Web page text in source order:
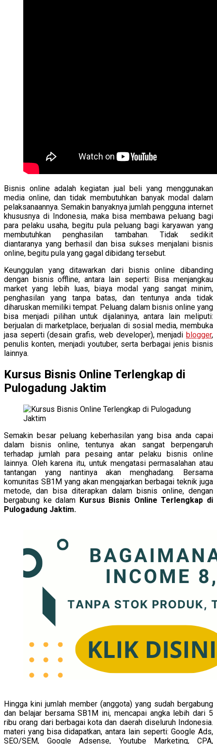
Bisnis online adalah kegiatan jual beli yang menggunakan
media online, dan tidak membutuhkan banyak modal dalam
pelaksanaannya. Semakin banyaknya jumlah pengguna internet
khususnya di Indonesia, maka bisa membawa peluang bagi
para pelaku usaha, begitu pula peluang bagi karyawan yang
membutuhkan penghasilan tambahan. Tidak sedikit
diantaranya yang berhasil dan bisa sukses menjalani bisnis
online, begitu pula yang gagal dibidang tersebut.
Keunggulan yang ditawarkan dari bisnis online dibanding
dengan bisnis offline, antara lain seperti: Bisa menjangkau
market yang lebih luas, biaya modal yang sangat minim,
penghasilan yang tanpa batas, dan tentunya anda tidak
diharuskan memiliki tempat. Peluang dalam bisnis online yang
bisa menjadi pilihan untuk dijalaninya, antara lain meliputi:
berjualan di marketplace, berjualan di sosial media, membuka
jasa seperti (desain grafis, web developer), menjadi blogger,
penulis konten, menjadi youtuber, serta berbagai jenis bisnis
lainnya.
Kursus Bisnis Online Terlengkap di
Pulogadung Jaktim
Semakin besar peluang keberhasilan yang bisa anda capai
dalam bisnis online, tentunya akan sangat berpengaruh
terhadap jumlah para pesaing antar pelaku bisnis online
lainnya. Oleh karena itu, untuk mengatasi permasalahan atau
tantangan yang nantinya akan menghadang. Bersama
komunitas SB1M yang akan mengajarkan berbagai teknik juga
metode, dan bisa diterapkan dalam bisnis online, dengan
bergabung ke dalam Kursus Bisnis Online Terlengkap di
Pulogadung Jaktim.
Hingga kini jumlah member (anggota) yang sudah bergabung
dan belajar bersama SB1M ini, mencapai angka lebih dari 5
ribu orang dari berbagai kota dan daerah diseluruh Indonesia.
materi yang bisa didapatkan, antara lain seperti: Google Ads,
SEO/SEM, Google Adsense, Youtube Marketing, CPA,